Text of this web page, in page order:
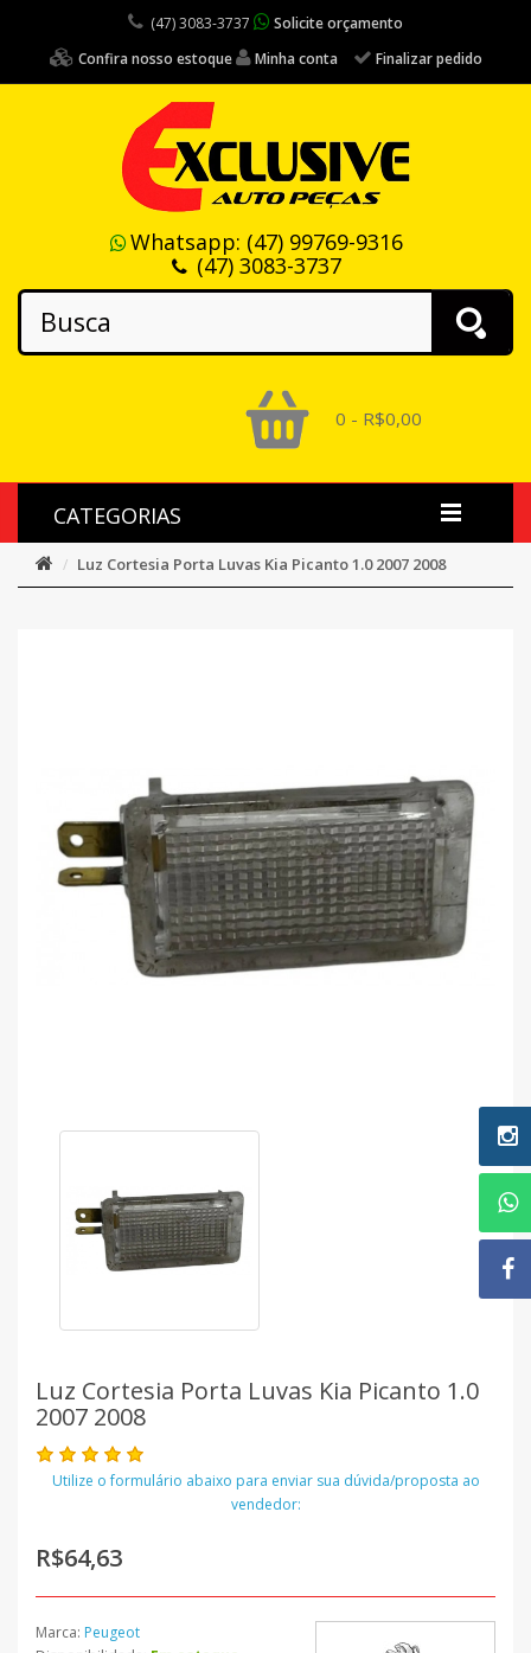
(47) 3083-3737
Solicite orçamento
Confira nosso estoque
Minha conta Finalizar pedido
Whatsapp: (47) 99769-9316
(47) 3083-3737
0 - R$0,00
CATEGORIAS
Luz Cortesia Porta Luvas Kia Picanto 1.0 2007 2008
Luz Cortesia Porta Luvas Kia Picanto 1.0
2007 2008
Utilize o formulário abaixo para enviar sua dúvida/proposta ao
vendedor:
R$64,63
Marca: Peugeot